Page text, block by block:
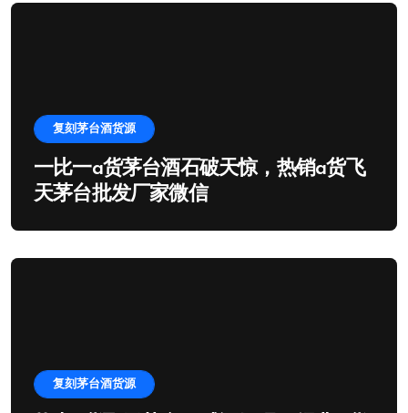
复刻茅台酒货源
一比一a货茅台酒石破天惊，热销a货飞
天茅台批发厂家微信
复刻茅台酒货源